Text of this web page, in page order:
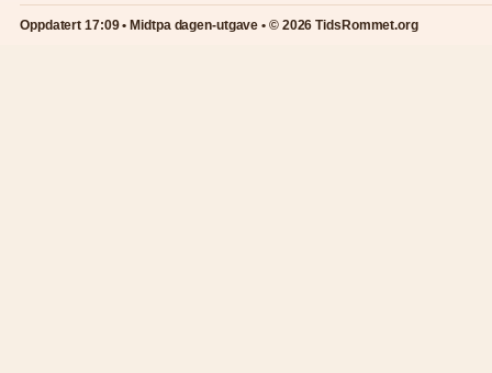
Oppdatert 17:09 • Midtpa dagen-utgave • © 2026 TidsRommet.org